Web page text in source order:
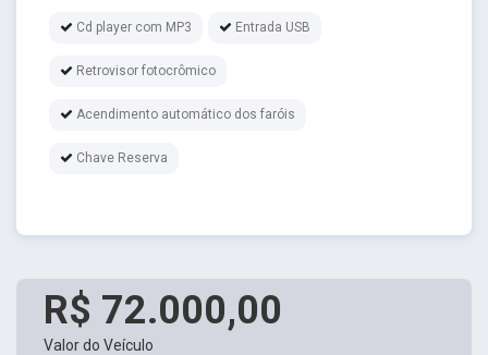
Cd player com MP3 Entrada USB
Retrovisor fotocrômico
Acendimento automático dos faróis
Chave Reserva
R$ 72.000,00
Valor do Veículo